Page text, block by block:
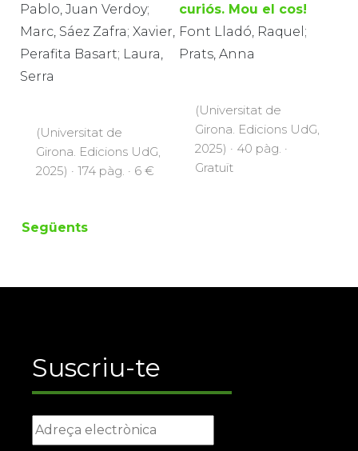
Pablo, Juan Verdoy;
Marc, Sáez Zafra; Xavier,
Perafita Basart; Laura,
Serra
(Universitat de
Girona. Edicions UdG,
2025) · 174 pàg. · 6 €
curiós. Mou el cos!
Font Lladó, Raquel;
Prats, Anna
(Universitat de
Girona. Edicions UdG,
2025) · 40 pàg. ·
Gratuït
Següents
Suscriu-te